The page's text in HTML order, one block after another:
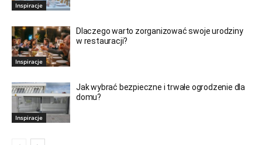
Inspiracje
Inspiracje
Dlaczego warto zorganizować swoje urodziny
w restauracji?
Inspiracje
Jak wybrać bezpieczne i trwałe ogrodzenie dla
domu?